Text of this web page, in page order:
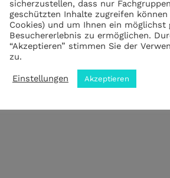
Impressum |
© 2023 by meZWEI designed by
sicherzustellen, dass nur
geschützten Inhalte zugreifen können
Cookies) und um Ihnen ein möglichst
Besuchererlebnis zu ermöglichen.
“Akzeptieren” stimmen Sie der
zu.
Einstellungen Akzeptieren